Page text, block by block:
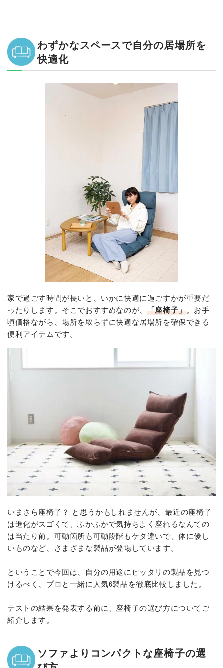
わずかなスペースで自分の居場所を
快適化
家で過ごす時間が長いと、いかに快適に過ごすかが重要だ
ったりします。そこでおすすめなのが、 「座椅子」。お手
頃価格ながら、場所を取らずに快適な居場所を確保できる
便利アイテムです。
いまさら座椅子？ と思うかもしれませんが、最近の座椅子
は進化がスゴくて、ふかふかで気持ちよく座れるなんての
は当たり前。可動箇所も可動段階もケタ違いで、体に優し
いものなど、さまざまな製品が登場しています。
ということで今回は、自分の用途にピッタリの製品を見つ
けるべく、プロと一緒に人気6製品を徹底比較しました。
テストの結果を発表する前に、座椅子の選び方についてご
紹介します。
ソファよりコンパクトな座椅子の選